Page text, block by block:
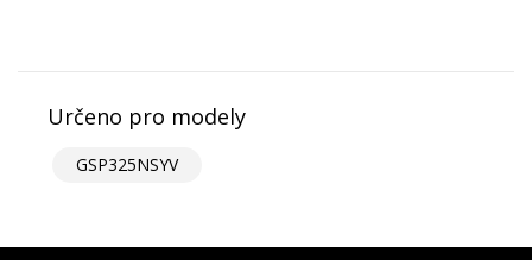
Určeno pro modely
GSP325NSYV